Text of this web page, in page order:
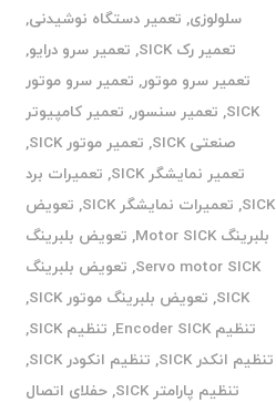
سلولوزی, تعمیر دستگاه نوشیدنی,
تعمیر رک SICK
, تعمیر سرو درایو,
تعمیر سرو موتور, تعمیر سرو موتور
SICK
, تعمیر سنسور, تعمیر کامپیوتر
صنعتی SICK
, تعمیر موتور SICK
,
تعمیر نمایشگر SICK
, تعمیرات برد
SICK
, تعمیرات نمایشگر SICK , تعویض
بلبرینگ Motor SICK
, تعویض بلبرینگ
Servo motor SICK
, تعویض بلبرینگ
SICK
, تعویض بلبرینگ موتور SICK
,
تنظیم Encoder SICK
, تنظیم SICK
,
تنظیم انکدر SICK
, تنظیم انکودر SICK
,
تنظیم پارامتر SICK
,حفلای اتصال